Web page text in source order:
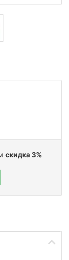
скидка 3%